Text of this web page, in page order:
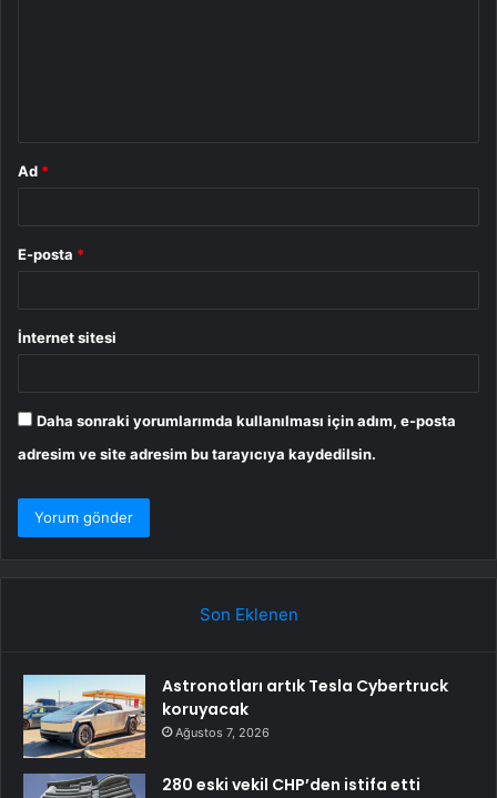
Ad *
E-posta *
İnternet sitesi
Daha sonraki yorumlarımda kullanılması için adım, e-posta
adresim ve site adresim bu tarayıcıya kaydedilsin.
Son Eklenen
Astronotları artık Tesla Cybertruck
koruyacak
Ağustos 7, 2026
280 eski vekil CHP’den istifa etti